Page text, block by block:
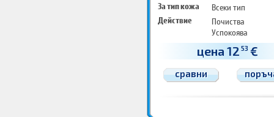
За тип кожа
Всеки тип
Действие
Почиства
Успокоява
Освежава
цена 12 53 €
сравни